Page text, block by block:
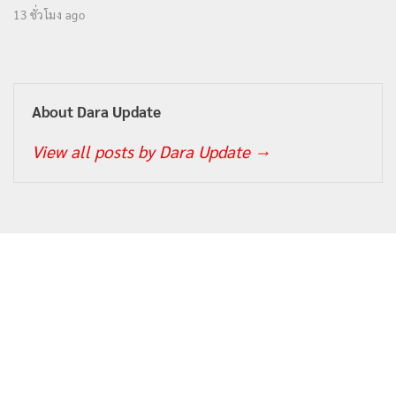
13 ชั่วโมง ago
About Dara Update
View all posts by Dara Update →